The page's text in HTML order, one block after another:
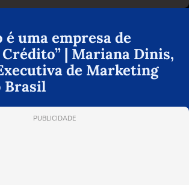
é uma empresa de
| Mariana Dinis,
de Marketing
Brasil
PUBLICIDADE